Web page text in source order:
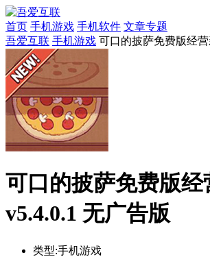
首页 手机游戏 手机软件 文章专题
吾爱互联 手机游戏 可口的披萨免费版经
可口的披萨免费版经
v5.4.0.1 无广告版
类型:手机游戏